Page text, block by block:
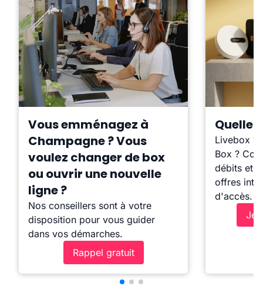
Vous emménagez à
Champagne ? Vous
voulez changer de box
ou ouvrir une nouvelle
ligne ?
Nos conseillers sont à votre
disposition pour vous guider
dans vos démarches.
Rappel gratuit
Quelle
Livebox ?
Box ?
débits et
offres
d'accès.
Je